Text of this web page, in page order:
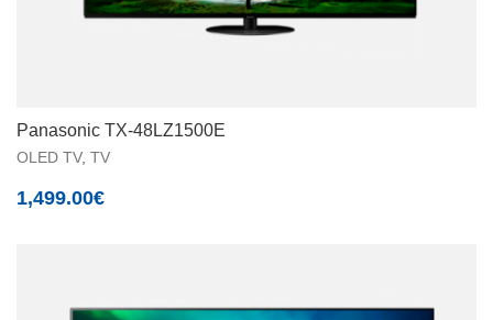
Panasonic TX-48LZ1500E
OLED TV, TV
1,499.00€